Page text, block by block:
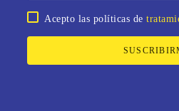
Acepto las políticas de